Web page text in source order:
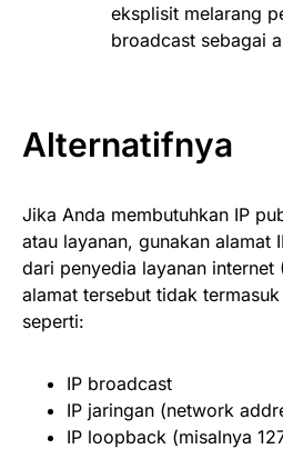
eksplisit melarang
broadcast sebagai
Alternatifnya
Jika Anda membutuhkan IP
atau layanan, gunakan alamat
dari penyedia layanan internet
alamat tersebut tidak
seperti:
IP broadcast
IP jaringan (network
IP loopback (misalnya